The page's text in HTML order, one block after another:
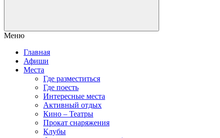
Меню
Главная
Афиши
Места
Где разместиться
Где поесть
Интересные места
Активный отдых
Кино – Театры
Прокат снаряжения
Клубы